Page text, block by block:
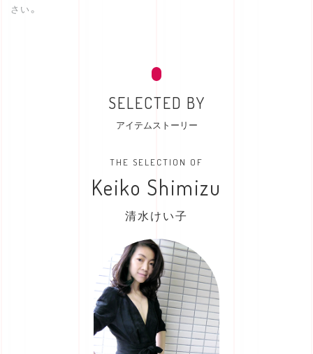
さい。
SELECTED BY
アイテムストーリー
THE SELECTION OF
Keiko Shimizu
清水けい子